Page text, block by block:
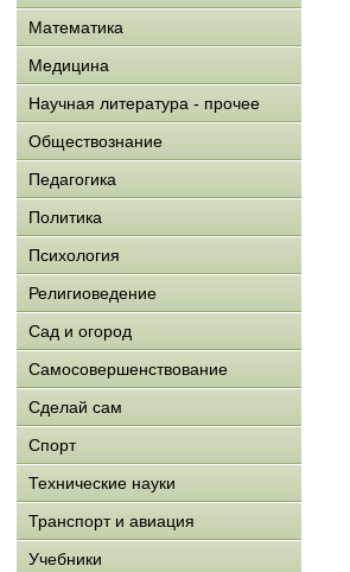
Математика
Медицина
Научная литература - прочее
Обществознание
Педагогика
Политика
Психология
Религиоведение
Сад и огород
Самосовершенствование
Сделай сам
Спорт
Технические науки
Транспорт и авиация
Учебники